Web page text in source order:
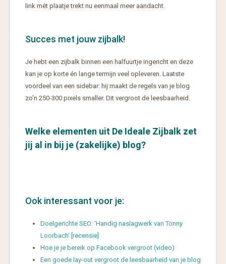
link mét plaatje trekt nu eenmaal meer aandacht.
Succes met jouw zijbalk!
Je hebt een zijbalk binnen een halfuurtje ingericht en deze
kan je op korte én lange termijn veel opleveren. Laatste
voordeel van een sidebar: hij maakt de regels van je blog
zo’n 250-300 pixels smaller. Dit vergroot de leesbaarheid.
Welke elementen uit De Ideale Zijbalk zet
jij al in bij je (zakelijke) blog?
Ook interessant voor je:
Doelgerichte SEO: ‘Handig naslagwerk van Tonny
Loorbach’ [recensie]
Hoe je je bereik op Facebook vergroot (video)
Een goede lay-out vergroot de leesbaarheid van je blog